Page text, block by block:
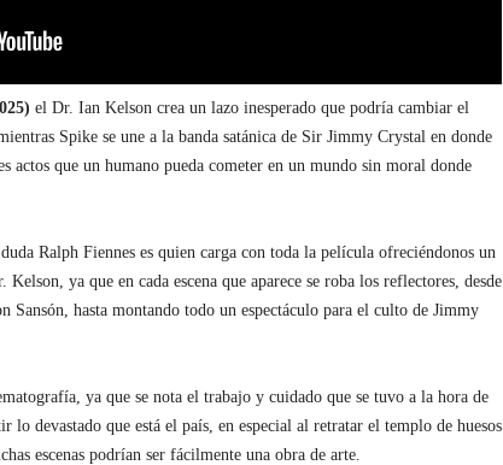
el Dr. Ian Kelson crea un lazo inesperado que podría cambiar el
Spike se une a la banda satánica de Sir Jimmy Crystal en donde
actos que un humano pueda cometer en un mundo sin moral donde
Ralph Fiennes es quien carga con toda la película ofreciéndonos un
ya que en cada escena que aparece se roba los reflectores, desde
Sansón, hasta montando todo un espectáculo para el culto de Jimmy
ya que se nota el trabajo y cuidado que se tuvo a la hora de
lo devastado que está el país, en especial al retratar el templo de huesos
escenas podrían ser fácilmente una obra de arte.